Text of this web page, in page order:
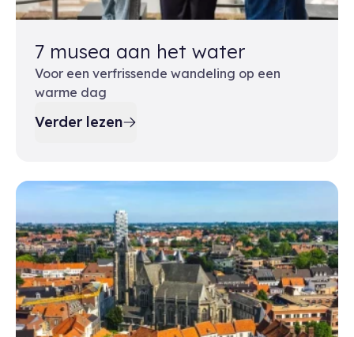
7 musea aan het water
Voor een verfrissende wandeling op een
warme dag
Verder lezen